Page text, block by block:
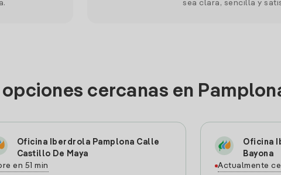
sea clara, sencilla y
cercanas en
Oficina Iberdrola Pamplona Calle
Castillo De Maya
en 51 min
Oficina
Bayona
Actualmente